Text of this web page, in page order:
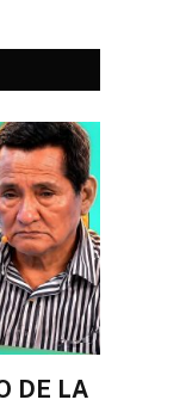
DE LA